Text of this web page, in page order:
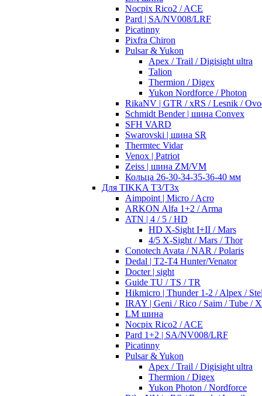
Nocpix Rico2 / ACE
Pard | SA/NV008/LRF
Picatinny
Pixfra Chiron
Pulsar & Yukon
Apex / Trail / Digisight ultra
Talion
Thermion / Digex
Yukon Nordforce / Photon
RikaNV | GTR / xRS / Lesnik /
Schmidt Bender | шина Convex
SFH VARD
Swarovski | шина SR
Thermtec Vidar
Venox | Patriot
Zeiss | шина ZM/VM
Кольца 26-30-34-35-36-40 мм
Для TIKKA T3/T3x
Aimpoint | Micro / Acro
ARKON Alfa 1+2 / Arma
ATN | 4 / 5 / HD
HD X-Sight I+II / Mars
4/5 X-Sight / Mars / Thor
Conotech Avata / NAR / Polaris
Dedal | T2-T4 Hunter/Venator
Docter | sight
Guide TU / TS / TR
Hikmicro | Thunder 1-2 / Alpex /
IRAY | Geni / Rico / Saim / Tube /
LM шина
Nocpix Rico2 / ACE
Pard 1+2 | SA/NV008/LRF
Picatinny
Pulsar & Yukon
Apex / Trail / Digisight ultra
Thermion / Digex
Yukon Photon / Nordforce